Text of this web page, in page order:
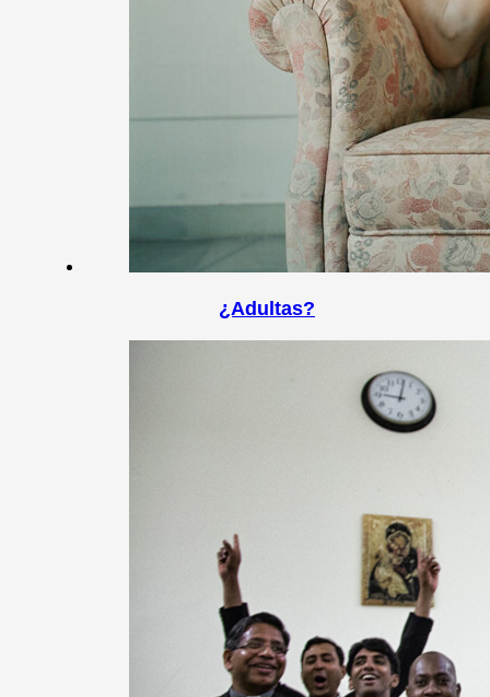
¿Adultas?